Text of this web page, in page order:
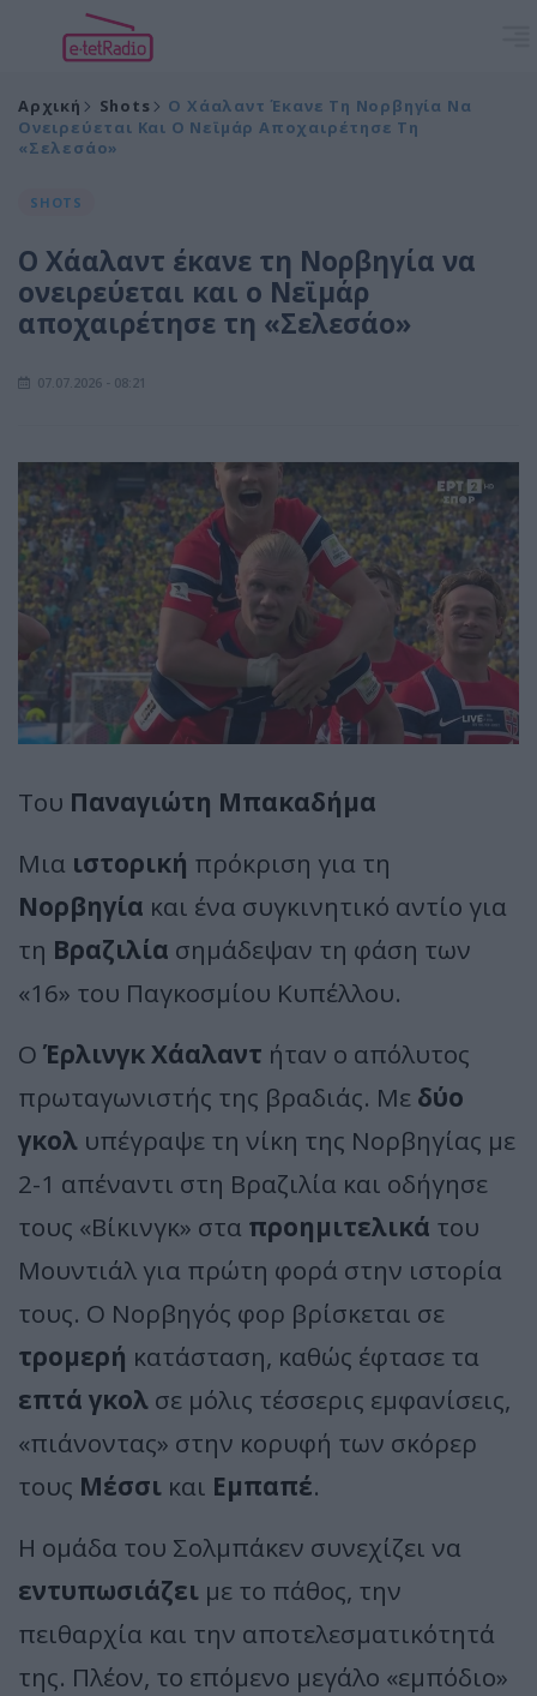
Αρχική Shots
Ο Χάαλαντ Έκανε Τη Νορβηγία Να
Ονειρεύεται Και Ο Νεϊμάρ Αποχαιρέτησε Τη
«Σελεσάο»
SHOTS
Ο Χάαλαντ έκανε τη Νορβηγία να
ονειρεύεται και ο Νεϊμάρ
αποχαιρέτησε τη «Σελεσάο»
07.07.2026 - 08:21
Του Παναγιώτη Μπακαδήμα
Μια ιστορική πρόκριση για τη
Νορβηγία και ένα συγκινητικό αντίο για
τη Βραζιλία σημάδεψαν τη φάση των
«16» του Παγκοσμίου Κυπέλλου.
Ο Έρλινγκ Χάαλαντ ήταν ο απόλυτος
πρωταγωνιστής της βραδιάς. Με δύο
γκολ υπέγραψε τη νίκη της Νορβηγίας με
2-1 απέναντι στη Βραζιλία και οδήγησε
τους «Βίκινγκ» στα προημιτελικά του
Μουντιάλ για πρώτη φορά στην ιστορία
τους. Ο Νορβηγός φορ βρίσκεται σε
τρομερή κατάσταση, καθώς έφτασε τα
επτά γκολ σε μόλις τέσσερις εμφανίσεις,
«πιάνοντας» στην κορυφή των σκόρερ
τους Μέσσι και Εμπαπέ.
Η ομάδα του Σολμπάκεν συνεχίζει να
εντυπωσιάζει με το πάθος, την
πειθαρχία και την αποτελεσματικότητά
της. Πλέον, το επόμενο μεγάλο «εμπόδιο»